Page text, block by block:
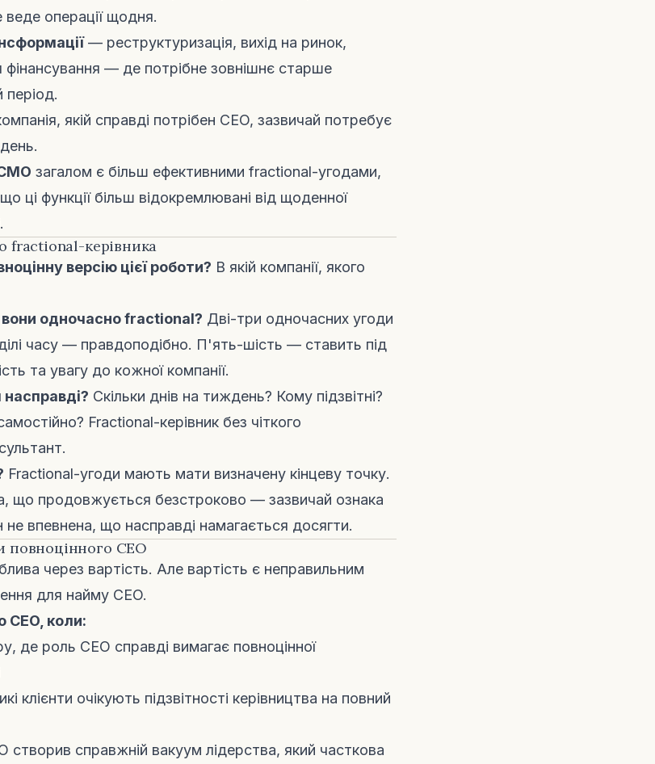
операції щодня.
— реструктуризація, вихід на ринок,
фінансування — де потрібне зовнішнє старше
період.
якій справді потрібен CEO, зазвичай потребує
загалом є більш ефективними fractional-угодами,
ці функції більш відокремлювані від щоденної
fractional-керівника
версію цієї роботи? В якій компанії, якого
вони одночасно fractional? Дві-три одночасних угоди
часу — правдоподібно. П'ять-шість — ставить під
та увагу до кожної компанії.
Скільки днів на тиждень? Кому підзвітні?
Fractional-керівник без чіткого
Fractional-угоди мають мати визначену кінцеву точку.
що продовжується безстроково — зазвичай ознака
впевнена, що насправді намагається досягти.
повноцінного CEO
через вартість. Але вартість є неправильним
для найму CEO.
CEO, коли:
де роль CEO справді вимагає повноцінної
клієнти очікують підзвітності керівництва на повний
створив справжній вакуум лідерства, який часткова